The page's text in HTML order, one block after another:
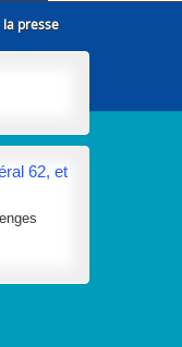
la presse
62, et